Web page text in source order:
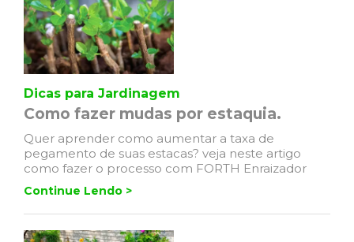
Dicas para Jardinagem
Como fazer mudas por estaquia.
Quer aprender como aumentar a taxa de
pegamento de suas estacas? veja neste artigo
como fazer o processo com FORTH Enraizador
Continue Lendo >